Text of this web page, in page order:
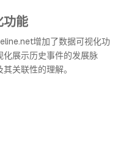
功能
增加了数据可视化功
化展示历史事件的发展脉
关联性的理解。